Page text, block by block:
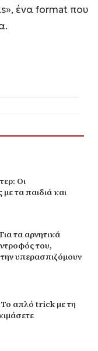
ένα format που
Οι
τα παιδιά και
τα αρνητικά
του,
υπερασπιζόμουν
απλό trick με τη